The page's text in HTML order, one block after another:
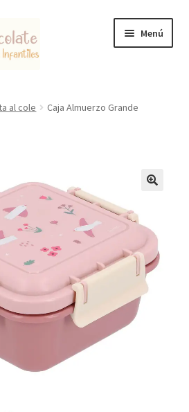
Menú
Juguetería Educativa
al cole
Caja Almuerzo Grande